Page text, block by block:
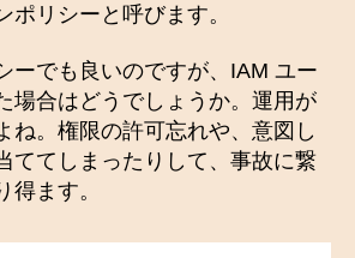
ポリシーと呼びます。
ーでも良いのですが、IAM ユー
場合はどうでしょうか。運用が
ね。権限の許可忘れや、意図し
ててしまったりして、事故に繋
得ます。